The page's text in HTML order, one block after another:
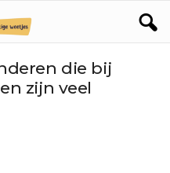
die bij
zijn veel